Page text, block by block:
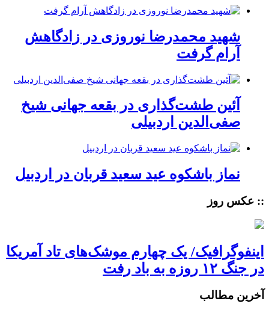
شهید محمدرضا نوروزی در زادگاهش
آرام گرفت
آئین طشت‌گذاری در بقعه جهانی شیخ
صفی‌الدین اردبیلی
نماز باشکوه عید سعید قربان در اردبیل
:: عکس روز
اینفوگرافیک/ یک چهارم موشک‌های تاد آمریکا
در جنگ ۱۲ روزه به باد رفت
آخرین مطالب